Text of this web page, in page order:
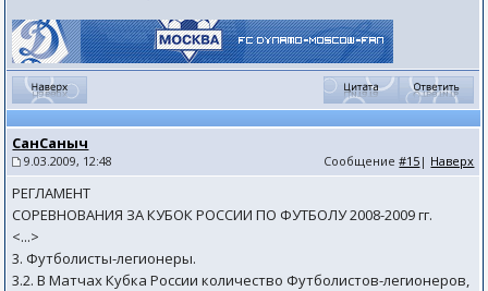
СанСаныч
9.03.2009, 12:48 Сообщение#15 | Наверх
РЕГЛАМЕНТ
СОРЕВНОВАНИЯ ЗА КУБОК РОССИИ ПО ФУТБОЛУ 2008-2009 гг.
<...>
3. Футболисты-легионеры.
3.2. В Матчах Кубка России количество Футболистов-легионеров,